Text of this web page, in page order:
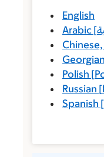
English
Arabic [
Georgian
Polish [
Russian [
Spanish [